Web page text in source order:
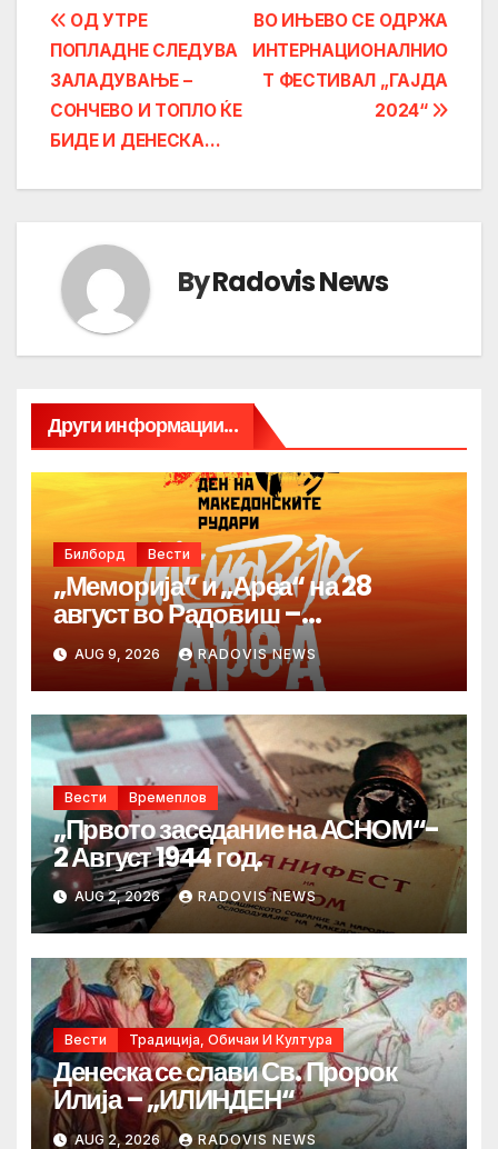
Post
navigation
ВО ИЊЕВО СЕ ОДРЖА
ИНТЕРНАЦИОНАЛНИО
Т ФЕСТИВАЛ „ГАЈДА
2024“
ОД УТРЕ
ПОПЛАДНЕ СЛЕДУВА
ЗАЛАДУВАЊЕ –
СОНЧЕВО И ТОПЛО ЌЕ
БИДЕ И ДЕНЕСКА…
ByRadovis News
Други информации...
Билборд Вести
„Меморија“ и „Ареа“ на 28
август во Радовиш –
продолжува традицијата за
Денот на македонските рудари
AUG 9, 2026 RADOVIS NEWS
Вести Времеплов
„Првото заседание на АСНОМ“-
2 Август 1944 год.
AUG 2, 2026 RADOVIS NEWS
Вести Традиција, Обичаи И Култура
Денеска се слави Св. Пророк
Илија – „ИЛИНДЕН“
AUG 2, 2026 RADOVIS NEWS